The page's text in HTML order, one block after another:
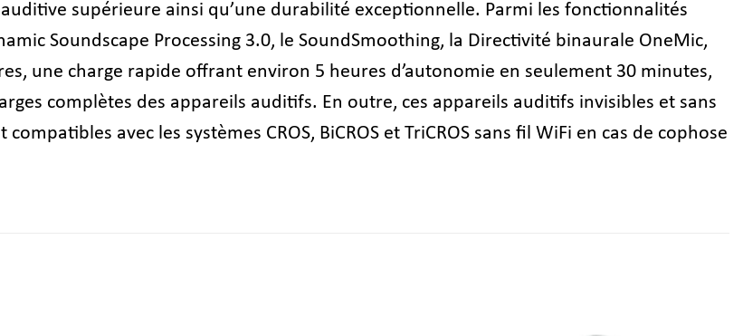
supérieure ainsi qu’une durabilité exceptionnelle. Parmi les fonctionnalités
Soundscape Processing 3.0, le SoundSmoothing, la Directivité binaurale OneMic,
une charge rapide offrant environ 5 heures d’autonomie en seulement 30 minutes,
complètes des appareils auditifs. En outre, ces appareils auditifs invisibles et sans
avec les systèmes CROS, BiCROS et TriCROS sans fil WiFi en cas de cophose